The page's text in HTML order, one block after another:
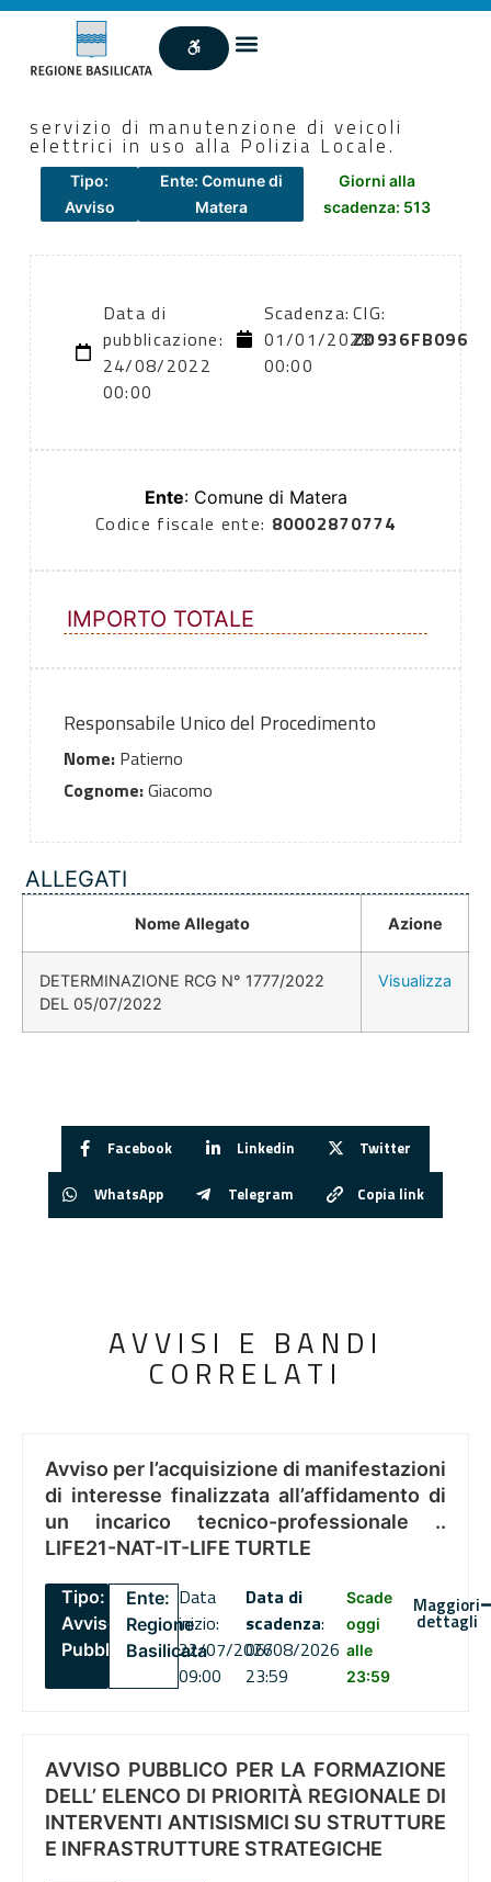
servizio di manutenzione di veicoli
elettrici in uso alla Polizia Locale.
Tipo:
Avviso
Ente: Comune di
Matera
Giorni alla
scadenza: 513
Data di
pubblicazione:
24/08/2022
00:00
Scadenza:
01/01/2028
00:00
CIG:
ZD936FB096
Ente: Comune di Matera
Codice fiscale ente: 80002870774
IMPORTO TOTALE
Responsabile Unico del Procedimento
Nome:Patierno
Cognome:Giacomo
ALLEGATI
Nome Allegato Azione
DETERMINAZIONE RCG N° 1777/2022
DEL 05/07/2022
Visualizza
Facebook Linkedin Twitter
WhatsApp Telegram Copia link
AVVISI E BANDI
CORRELATI
Avviso per l’acquisizione di manifestazioni
di interesse finalizzata all’affidamento di
un incarico tecnico-professionale ..
LIFE21-NAT-IT-LIFE TURTLE
Tipo:
Avviso
Pubblico
Ente:
Regione
Basilicata
Data
inizio:
22/07/2026
09:00
Data di
scadenza:
06/08/2026
23:59
Scade
oggi
alle
23:59
Maggiori
dettagli
AVVISO PUBBLICO PER LA FORMAZIONE
DELL’ ELENCO DI PRIORITÀ REGIONALE DI
INTERVENTI ANTISISMICI SU STRUTTURE
E INFRASTRUTTURE STRATEGICHE